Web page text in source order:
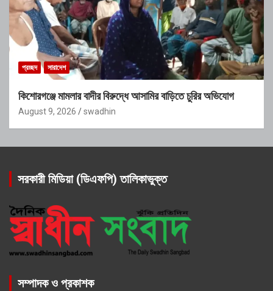
প্রচ্ছদ সারাদেশ
কিশোরগঞ্জে মামলার বাদীর বিরুদ্ধে আসামির বাড়িতে চুরির অভিযোগ
August 9, 2026 swadhin
সরকারী মিডিয়া (ডিএফপি) তালিকাভুক্ত
সম্পাদক ও প্রকাশক